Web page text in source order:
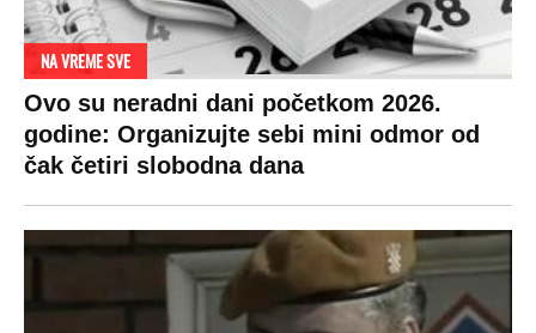
NA VREME SVE
Ovo su neradni dani početkom 2026.
godine: Organizujte sebi mini odmor od
čak četiri slobodna dana